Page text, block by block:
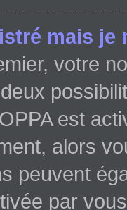
mais je
votre
est
alors
peuvent
par